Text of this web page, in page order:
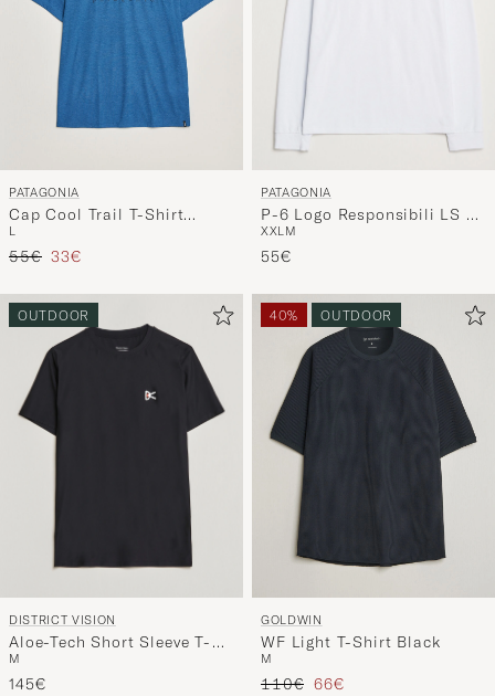
PATAGONIA
Cap Cool Trail T-Shirt
Aquatic Blue
L
Regulärer Preis
55€ Reduzierter Preis
33€
PATAGONIA
P-6 Logo Responsibili LS T-
Shirt White
XXLM
55€
OUTDOOR
DISTRICT VISION
Aloe-Tech Short Sleeve T-
Shirt Black
M
145€
40% OUTDOOR
GOLDWIN
WF Light T-Shirt Black
M
Regulärer Preis
110€ Reduzierter Preis
66€